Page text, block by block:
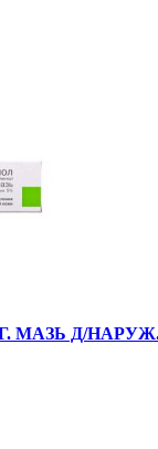
МАЗЬ Д/